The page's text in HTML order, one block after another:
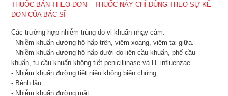
THUỐC BÁN THEO ĐƠN – THUỐC NÀY CHỈ DÙNG THEO SỰ KÊ
ĐƠN CỦA BÁC SĨ
Các trường hợp nhiễm trùng do vi khuẩn nhạy cảm:
- Nhiễm khuẩn đường hô hấp trên, viêm xoang, viêm tai giữa.
- Nhiễm khuẩn đường hô hấp dưới do liên cầu khuẩn, phế cầu
khuẩn, tụ cầu khuẩn không tiết penicillinase và H. influenzae.
- Nhiễm khuẩn đường tiết niệu không biến chứng.
- Bệnh lậu.
- Nhiễm khuẩn đường mật.